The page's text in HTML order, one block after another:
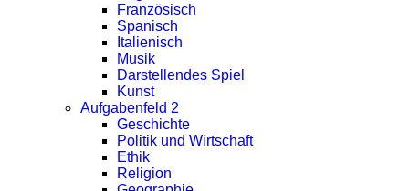
Französisch
Spanisch
Italienisch
Musik
Darstellendes Spiel
Kunst
Aufgabenfeld 2
Geschichte
Politik und Wirtschaft
Ethik
Religion